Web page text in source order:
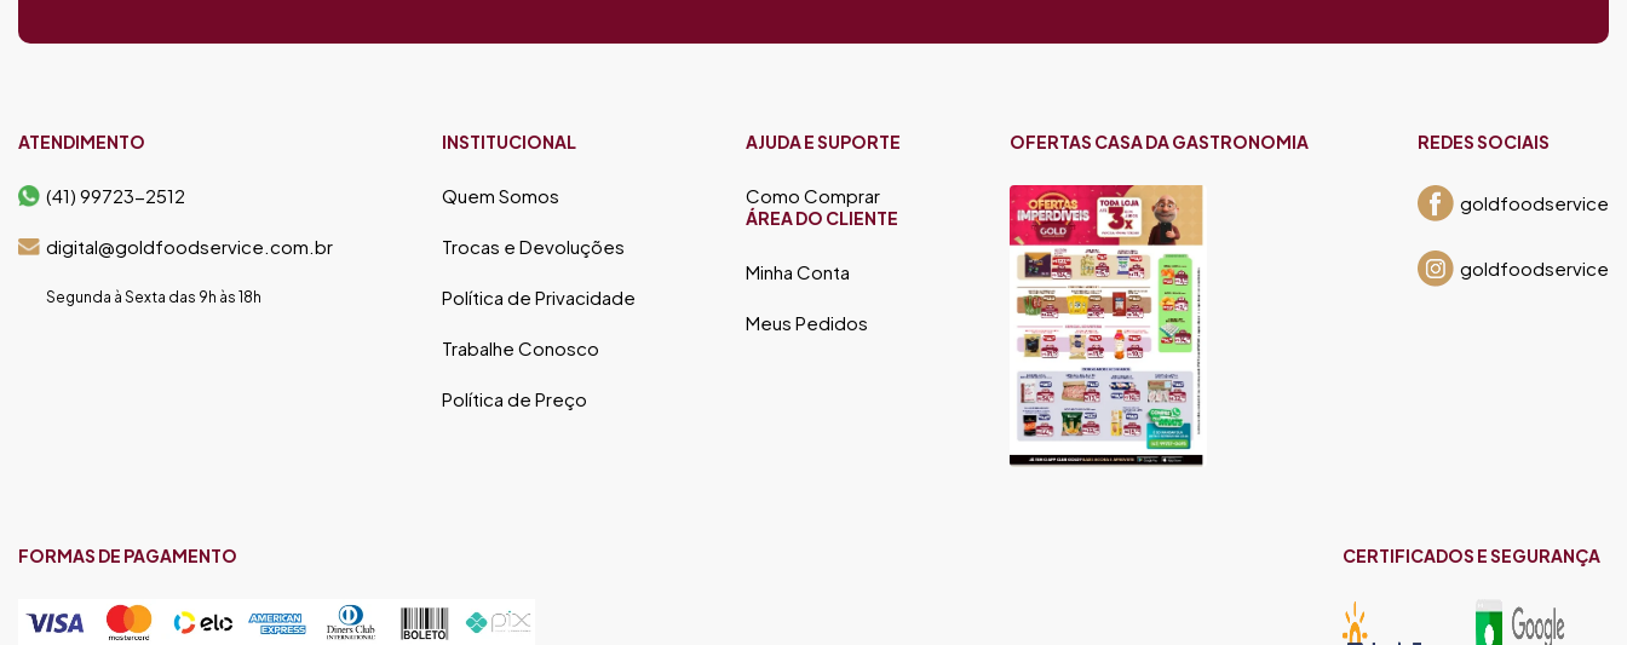
ATENDIMENTO
(41) 99723-2512
digital@goldfoodservice.com.br
Segunda à Sexta das 9h às 18h
INSTITUCIONAL
Quem Somos
Trocas e Devoluções
Política de Privacidade
Trabalhe Conosco
Política de Preço
AJUDA E SUPORTE
Como Comprar
ÁREA DO CLIENTE
Minha Conta
Meus Pedidos
OFERTAS CASA DA GASTRONOMIA REDES SOCIAIS
goldfoodservice
goldfoodservice
FORMAS DE PAGAMENTO CERTIFICADOS E SEGURANÇA